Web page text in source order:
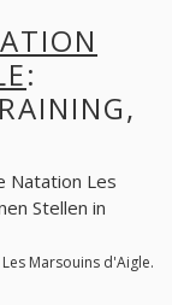
:
Natation Les
Stellen in
Marsouins d'Aigle.